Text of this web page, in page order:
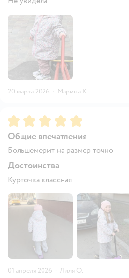
20 марта 2026 · Марина К.
Рейтинг:5
Общие впечатления
Большемерит на размер точно
Достоинства
Курточка классная
01 апреля 2026 · Лиля О.